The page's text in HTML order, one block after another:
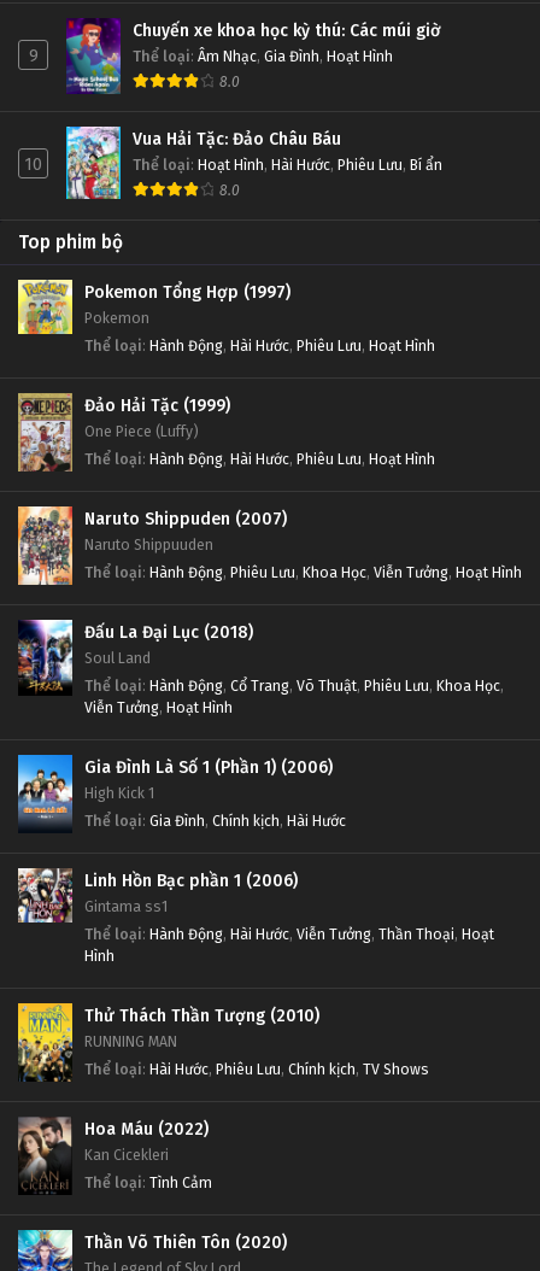
9
Chuyến xe khoa học kỳ thú: Các múi giờ
Thể loại: Âm Nhạc, Gia Đình, Hoạt Hình
8.0
10
Vua Hải Tặc: Đảo Châu Báu
Thể loại: Hoạt Hình, Hài Hước, Phiêu Lưu, Bí ẩn
8.0
Top phim bộ
Pokemon Tổng Hợp (1997)
Pokemon
Thể loại: Hành Động, Hài Hước, Phiêu Lưu, Hoạt Hình
Đảo Hải Tặc (1999)
One Piece (Luffy)
Thể loại: Hành Động, Hài Hước, Phiêu Lưu, Hoạt Hình
Naruto Shippuden (2007)
Naruto Shippuuden
Thể loại: Hành Động, Phiêu Lưu, Khoa Học, Viễn Tưởng, Hoạt Hình
Đấu La Đại Lục (2018)
Soul Land
Thể loại: Hành Động, Cổ Trang, Võ Thuật, Phiêu Lưu, Khoa Học,
Viễn Tưởng, Hoạt Hình
Gia Đình Là Số 1 (Phần 1) (2006)
High Kick 1
Thể loại: Gia Đình, Chính kịch, Hài Hước
Linh Hồn Bạc phần 1 (2006)
Gintama ss1
Thể loại: Hành Động, Hài Hước, Viễn Tưởng, Thần Thoại, Hoạt
Hình
Thử Thách Thần Tượng (2010)
RUNNING MAN
Thể loại: Hài Hước, Phiêu Lưu, Chính kịch, TV Shows
Hoa Máu (2022)
Kan Cicekleri
Thể loại: Tình Cảm
Thần Võ Thiên Tôn (2020)